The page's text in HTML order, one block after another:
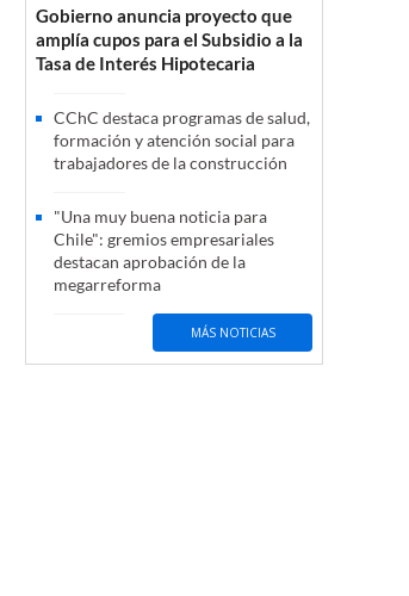
Gobierno anuncia proyecto que
amplía cupos para el Subsidio a la
Tasa de Interés Hipotecaria
CChC destaca programas de salud,
formación y atención social para
trabajadores de la construcción
"Una muy buena noticia para
Chile": gremios empresariales
destacan aprobación de la
megarreforma
MÁS NOTICIAS